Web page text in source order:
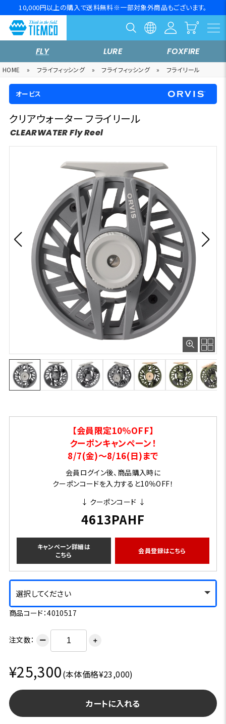
10,000円以上の購入で送料無料※一部対象外商品もございます。
FLY LURE FOXFIRE
HOME » フライフィッシング » フライフィッシング » フライリール
オービス
クリアウォーター フライリール
CLEARWATER Fly Reel
【会員限定10％OFF】
クーポンキャンペーン！
8/7(金)～8/16(日)まで
会員ログイン後、商品購入時に
クーポンコードを入力すると10％OFF！
↓ クーポンコード ↓
4613PAHF
キャンペーン詳細は
こちら
会員登録はこちら
選択してください
商品コード：4010517
注文数： ー ＋
¥25,300(本体価格¥23,000)
カートに入れる